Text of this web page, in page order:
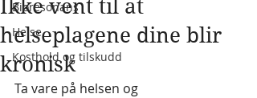
Bioresonans
Helse
Kosthold og tilskudd
Ikke vent til at
helseplagene dine blir
kronisk
Ta vare på helsen og